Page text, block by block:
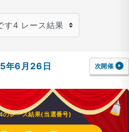
年6月26日 次開催
のレース結果(当選番号)